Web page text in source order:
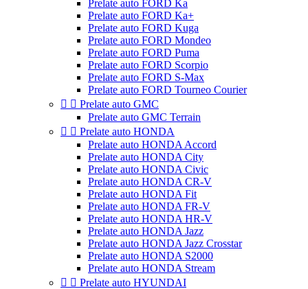
Prelate auto FORD Ka
Prelate auto FORD Ka+
Prelate auto FORD Kuga
Prelate auto FORD Mondeo
Prelate auto FORD Puma
Prelate auto FORD Scorpio
Prelate auto FORD S-Max
Prelate auto FORD Tourneo Courier
  Prelate auto GMC
Prelate auto GMC Terrain
  Prelate auto HONDA
Prelate auto HONDA Accord
Prelate auto HONDA City
Prelate auto HONDA Civic
Prelate auto HONDA CR-V
Prelate auto HONDA Fit
Prelate auto HONDA FR-V
Prelate auto HONDA HR-V
Prelate auto HONDA Jazz
Prelate auto HONDA Jazz Crosstar
Prelate auto HONDA S2000
Prelate auto HONDA Stream
  Prelate auto HYUNDAI